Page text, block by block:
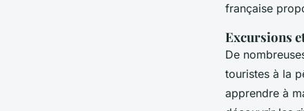
française
Excursions
De
touristes à la
apprendre à